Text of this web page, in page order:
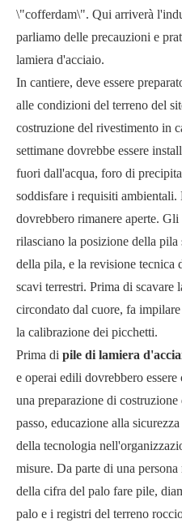
\"cofferdam\". Qui arriverà
parliamo delle precauzioni e
lamiera d'acciaio.
In cantiere, deve essere
alle condizioni del terreno del
costruzione del rivestimento in
settimane dovrebbe essere
fuori dall'acqua, foro di
soddisfare i requisiti ambientali.
dovrebbero rimanere aperte.
rilasciano la posizione della
della pila, e la revisione tecnica
scavi terrestri. Prima di scavare
circondato dal cuore, fa
la calibrazione dei picchetti.
Prima di pile di lamiera
e operai edili dovrebbero
una preparazione di
passo, educazione alla
della tecnologia
misure. Da parte di una
della cifra del palo fare pile,
palo e i registri del terreno